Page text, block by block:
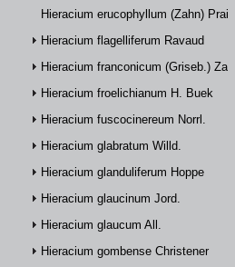
Hieracium erucophyllum (Zahn) Prain
Hieracium flagelliferum Ravaud
Hieracium franconicum (Griseb.) Zahn
Hieracium froelichianum H. Buek
Hieracium fuscocinereum Norrl.
Hieracium glabratum Willd.
Hieracium glanduliferum Hoppe
Hieracium glaucinum Jord.
Hieracium glaucum All.
Hieracium gombense Christener